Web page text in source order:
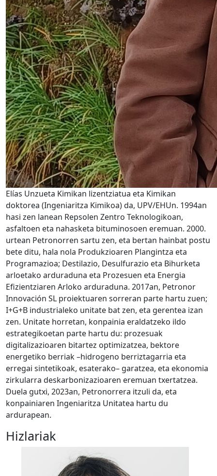
Elías Unzueta Kimikan lizentziatua eta Kimikan
doktorea (Ingeniaritza Kimikoa) da, UPV/EHUn. 1994an
hasi zen lanean Repsolen Zentro Teknologikoan,
asfaltoen eta nahasketa bituminosoen eremuan. 2000.
urtean Petronorren sartu zen, eta bertan hainbat postu
bete ditu, hala nola Produkzioaren Plangintza eta
Programazioa; Destilazio, Desulfurazio eta Bihurketa
arloetako arduraduna eta Prozesuen eta Energia
Efizientziaren Arloko arduraduna. 2017an, Petronor
Innovación SL proiektuaren sorreran parte hartu zuen;
I+G+B industrialeko unitate bat zen, eta gerentea izan
zen. Unitate horretan, konpainia eraldatzeko ildo
estrategikoetan parte hartu du: prozesuak
digitalizazioaren bitartez optimizatzea, bektore
energetiko berriak –hidrogeno berriztagarria eta
erregai sintetikoak, esaterako– garatzea, eta ekonomia
zirkularra deskarbonizazioaren eremuan txertatzea.
Duela gutxi, 2023an, Petronorrera itzuli da, eta
konpainiaren Ingeniaritza Unitatea hartu du
ardurapean.
Hizlariak